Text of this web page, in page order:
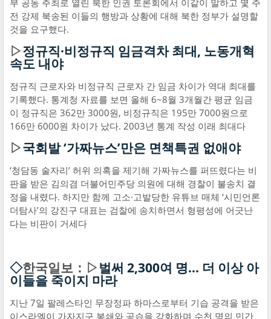
부 공동 주최로 열린 북한 인권 토론회에서 이같이 말하고 몇 주
전 강제 북송된 이들의 행방과 상황에 대해 북한 정부가 설명할
것을 요구했다.
▷정규직·비정규직 임금격차 최대, 노동개혁
속도 내야
정규직 근로자와 비정규직 근로자 간 임금 차이가 역대 최대를
기록했다. 통계청 자료를 보면 올해 6~8월 3개월간 평균 임금
이 정규직은 362만 3000원, 비정규직은 195만 7000원으로
166만 6000원 차이가 났다. 2003년 통계 작성 이래 최대다
▷국회발 ‘가짜뉴스’만은 면책특권 없애야
‘청담동 술자리’ 허위 의혹을 제기해 가짜뉴스를 퍼뜨렸다는 비
판을 받은 김의겸 더불어민주당 의원에 대해 경찰이 불송치 결
정을 내렸다. 하지만 함께 고소·고발당한 유튜브 매체 ‘시민언론
더탐사’의 강진구 대표는 검찰에 송치하면서 형평성에 어긋난
다는 비판이 거세다
◇한국일보：▷벌써 2,300여 명… 더 이상 아
이들을 죽이지 마라
지난 7일 팔레스타인 무장정파 하마스로부터 기습 공격을 받은
이스라엘이 가자지구 봉쇄와 공습을 강화하며 수천 명의 민간